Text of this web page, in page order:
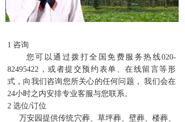
1 咨询
您可以通过拨打全国免费服务热线020-
82495422，或者提交预约表单、在线留言等形
式，向我们咨询您所关心的任何问题， 我们会在
24小时之内安排专业客服与您联系。
2 选位/订位
万安园提供传统穴葬、草坪葬、壁葬、楼葬、